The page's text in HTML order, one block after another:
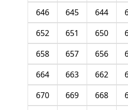
644
645
646
650
651
652
656
657
658
662
663
664
668
669
670